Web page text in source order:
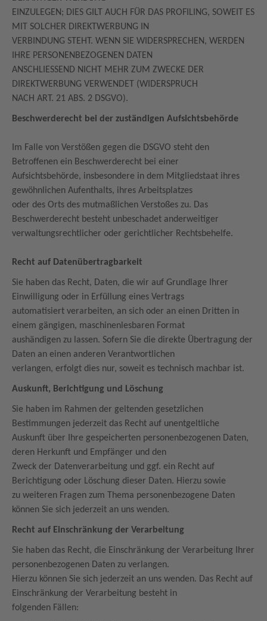
EINZULEGEN; DIES GILT AUCH FÜR DAS PROFILING, SOWEIT ES
MIT SOLCHER DIREKTWERBUNG IN
VERBINDUNG STEHT. WENN SIE WIDERSPRECHEN, WERDEN
IHRE PERSONENBEZOGENEN DATEN
ANSCHLIESSEND NICHT MEHR ZUM ZWECKE DER
DIREKTWERBUNG VERWENDET (WIDERSPRUCH
NACH ART. 21 ABS. 2 DSGVO).
Beschwerderecht bei der zuständigen Aufsichtsbehörde
Im Falle von Verstößen gegen die DSGVO steht den
Betroffenen ein Beschwerderecht bei einer
Aufsichtsbehörde, insbesondere in dem Mitgliedstaat ihres
gewöhnlichen Aufenthalts, ihres Arbeitsplatzes
oder des Orts des mutmaßlichen Verstoßes zu. Das
Beschwerderecht besteht unbeschadet anderweitiger
verwaltungsrechtlicher oder gerichtlicher Rechtsbehelfe.
Recht auf Datenübertragbarkeit
Sie haben das Recht, Daten, die wir auf Grundlage Ihrer
Einwilligung oder in Erfüllung eines Vertrags
automatisiert verarbeiten, an sich oder an einen Dritten in
einem gängigen, maschinenlesbaren Format
aushändigen zu lassen. Sofern Sie die direkte Übertragung der
Daten an einen anderen Verantwortlichen
verlangen, erfolgt dies nur, soweit es technisch machbar ist.
Auskunft, Berichtigung und Löschung
Sie haben im Rahmen der geltenden gesetzlichen
Bestimmungen jederzeit das Recht auf unentgeltliche
Auskunft über Ihre gespeicherten personenbezogenen Daten,
deren Herkunft und Empfänger und den
Zweck der Datenverarbeitung und ggf. ein Recht auf
Berichtigung oder Löschung dieser Daten. Hierzu sowie
zu weiteren Fragen zum Thema personenbezogene Daten
können Sie sich jederzeit an uns wenden.
Recht auf Einschränkung der Verarbeitung
Sie haben das Recht, die Einschränkung der Verarbeitung Ihrer
personenbezogenen Daten zu verlangen.
Hierzu können Sie sich jederzeit an uns wenden. Das Recht auf
Einschränkung der Verarbeitung besteht in
folgenden Fällen: